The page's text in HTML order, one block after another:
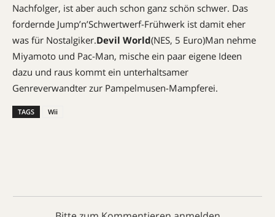
Nachfolger, ist aber auch schon ganz schön schwer. Das
fordernde Jump’n’Schwertwerf-Frühwerk ist damit eher
was für Nostalgiker.Devil World(NES, 5 Euro)Man nehme
Miyamoto und Pac-Man, mische ein paar eigene Ideen
dazu und raus kommt ein unterhaltsamer
Genreverwandter zur Pampelmusen-Mampferei.
TAGS Wii